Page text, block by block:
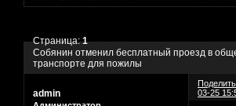
Собянин отменил бесплатный проезд в
транспорте для пожилы
Страница:1
03-25
admin